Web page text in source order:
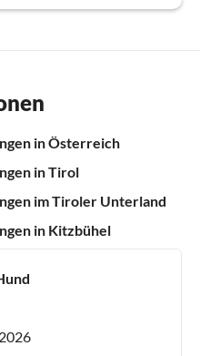
in Österreich
in Tirol
im Tiroler Unterland
in Kitzbühel